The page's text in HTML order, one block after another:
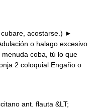
acostarse.) ►
o halago excesivo
coba, tú lo que
2 coloquial Engaño o
ant. flauta &LT;